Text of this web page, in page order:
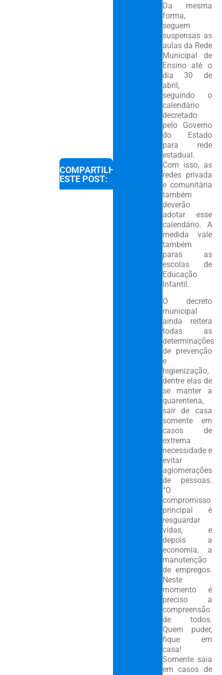
COMPARTILHE
ESTE POST:
Da mesma
forma,
seguem
suspensas as
aulas da Rede
Municipal de
Ensino até o
dia 30 de
abril,
seguindo o
calendário
decretado
pelo Governo
do Estado
para rede
estadual.
Com isso, as
redes privada
e comunitária
também
deverão
adotar esse
calendário. A
medida vale
também
paras as
escolas de
Educação
Infantil.
O decreto
municipal
ainda reitera
todas as
determinações
de prevenção
e
higienização,
dentre elas de
se manter a
quarentena,
sair de casa
somente em
casos de
extrema
necessidade e
evitar
aglomerações
de pessoas.
“O
compromisso
principal é
resguardar
vidas, e
depois a
economia, a
manutenção
de empregos.
Neste
momento é
preciso a
compreensão
de todos.
Quem puder,
fique em
casa!
Somente saia
em casos de